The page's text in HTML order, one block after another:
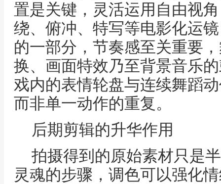
置是关键，灵活运用自由视
绕、俯冲、特写等电影化运
的一部分，节奏感至关重要
换、画面特效乃至背景音乐
戏内的表情轮盘与连续舞蹈
而非单一动作的重复。
后期剪辑的升华作用
拍摄得到的原始素材只是
灵魂的步骤，调色可以强化